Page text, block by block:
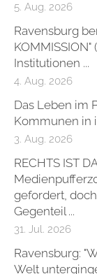
5. Aug. 2026
Ravensburg
Institutionen ...
4. Aug. 2026
Das Leben im
Kommunen in
3. Aug. 2026
RECHTS IST
gefordert,
Gegenteil ...
31. Jul. 2026
Ravensburg:
Welt